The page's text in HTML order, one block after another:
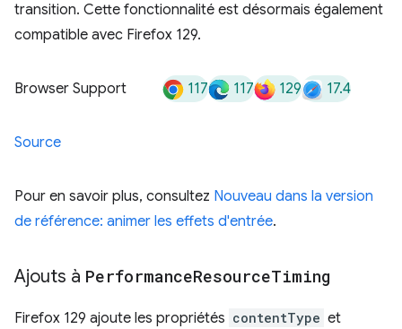
transition. Cette fonctionnalité est désormais également
compatible avec Firefox 129.
Browser Support 117 117 129 17.4
Source
Pour en savoir plus, consultez Nouveau dans la version
de référence: animer les effets d'entrée.
Ajouts à PerformanceResourceTiming
Firefox 129 ajoute les propriétés contentType et